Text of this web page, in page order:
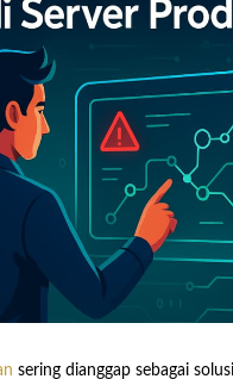
sering dianggap sebagai